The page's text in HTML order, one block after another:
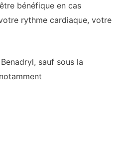
bénéfique en cas
rythme cardiaque, votre
sauf sous la